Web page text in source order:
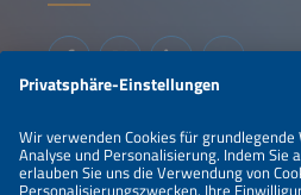
Informationen